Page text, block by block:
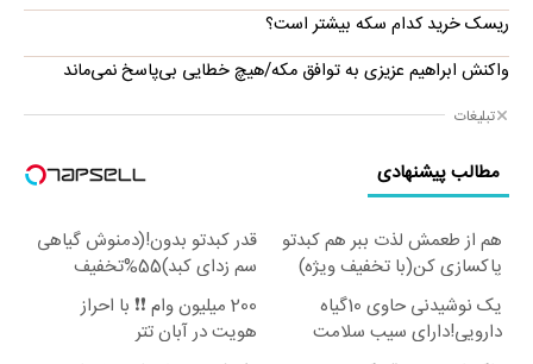
ریسک خرید کدام سکه بیشتر است؟
واکنش ابراهیم عزیزی به توافق مکه/هیچ خطایی بی‌پاسخ نمی‌ماند
تبلیغات
مطالب پیشنهادی
هم از طعمش لذت ببر هم کبدتو
پاکسازی کن(با تخفیف ویژه)
قدر کبدتو بدون!(دمنوش گیاهی
سم زدای کبد)55%تخفیف
یک نوشیدنی حاوی 10گیاه
دارویی!دارای سیب سلامت
200 میلیون وام ❗❗ با احراز
هویت در آبان تتر